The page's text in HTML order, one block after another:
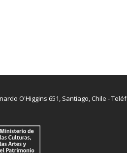
O'Higgins 651, Santiago, Chile -